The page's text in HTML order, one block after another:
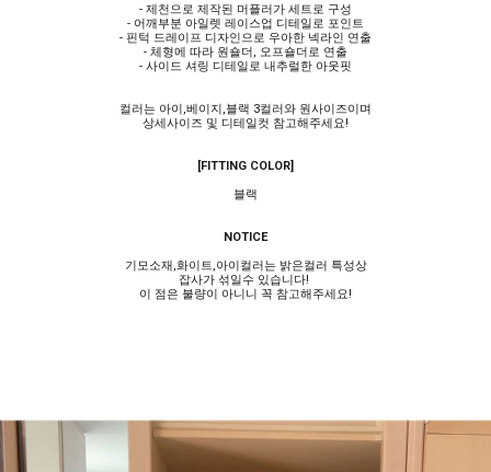
- 제천으로 제작된 머플러가 세트로 구성
- 어깨부분 아일렛 레이스업 디테일로 포인트
- 핀턱 드레이프 디자인으로 우아한 넥라인 연출
- 체형에 따라 원숄더, 오프숄더로 연출
- 사이드 셔링 디테일로 내추럴한 아웃핏
컬러는 아이,베이지,블랙 3컬러와 원사이즈이며
상세사이즈 및 디테일컷 참고해주세요!
[FITTING COLOR]
블랙
NOTICE
기모소재,화이트,아이컬러는 밝은컬러 특성상
잡사가 섞일수 있습니다!
이 점은 불량이 아니니 꼭 참고해주세요!